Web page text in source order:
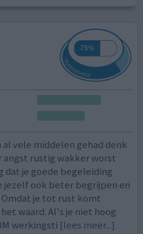
vele middelen gehad denk
angst rustig wakker worst
dat je goede begeleiding
jezelf ook beter begrijpen en
je tot rust komt
waard. Al's je niet hoog
werkingsti [lees meer...]